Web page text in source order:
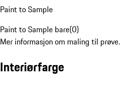
Paint to Sample
Paint to Sample bare(0)
Mer informasjon om maling til prøve.
Interiørfarge